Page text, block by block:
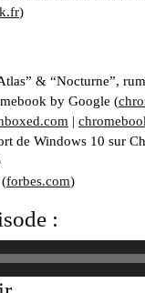
)
& “Nocturne”,
by Google (
|
de Windows 10 sur
forbes.com)
: